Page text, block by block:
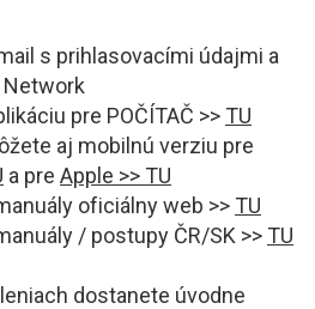
s prihlasovacími údajmi a
Network
pre POČÍTAČ >> TU
aj mobilnú verziu pre
a pre Apple >> TU
oficiálny web >> TU
/ postupy ČR/SK >> TU
dostanete úvodne